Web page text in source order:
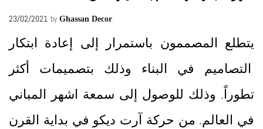
23/02/2021 by Ghassan Decor
يتطلع المصممون باستمرار إلى إعادة ابتكار
التصاميم في البناء وذلك بتصميمات أكثر
تطوراً. وذلك للوصول إلى سمعة اشهر المباني
في العالم. من حركة آرت ديكو في بداية القرن